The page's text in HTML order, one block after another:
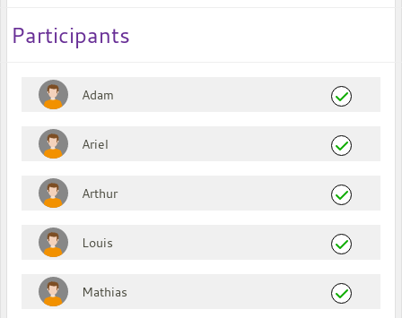
Participants
Adam
Ariel
Arthur
Louis
Mathias